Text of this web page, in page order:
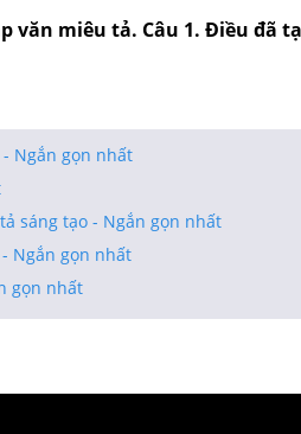
văn miêu tả. Câu 1. Điều đã
Ngắn gọn nhất
sáng tạo - Ngắn gọn nhất
Ngắn gọn nhất
gọn nhất